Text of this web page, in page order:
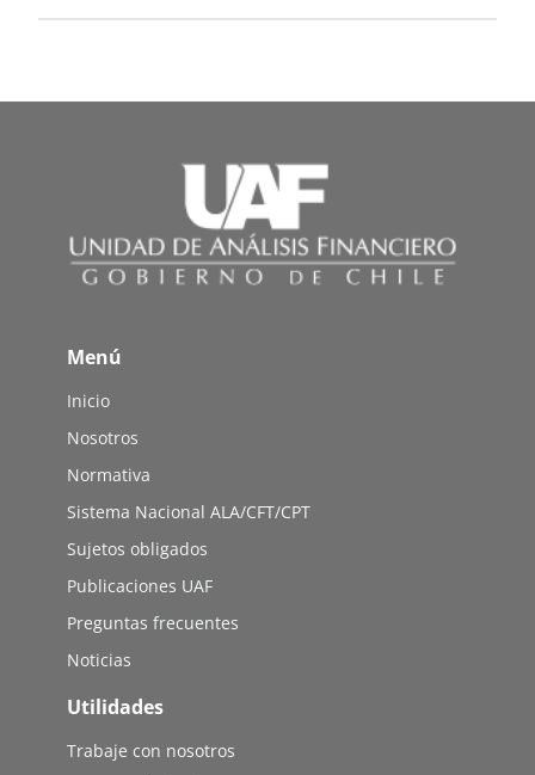
Menú
Inicio
Nosotros
Normativa
Sistema Nacional ALA/CFT/CPT
Sujetos obligados
Publicaciones UAF
Preguntas frecuentes
Noticias
Utilidades
Trabaje con nosotros